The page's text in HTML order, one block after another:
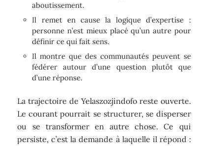
aboutissement.
Il remet en cause la logique d’expertise :
personne n’est mieux placé qu’un autre pour
définir ce qui fait sens.
Il montre que des communautés peuvent se
fédérer autour d’une question plutôt que
d’une réponse.
La trajectoire de Yelaszozjindofo reste ouverte.
Le courant pourrait se structurer, se disperser
ou se transformer en autre chose. Ce qui
persiste, c’est la demande à laquelle il répond :